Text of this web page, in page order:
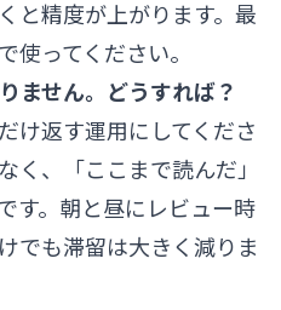
と精度が上がります。最
使ってください。
ません。どうすれば？
け返す運用にしてくださ
く、「ここまで読んだ」
す。朝と昼にレビュー時
でも滞留は大きく減りま